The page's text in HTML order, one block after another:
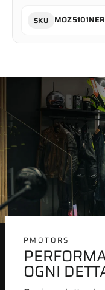
SKU MOZ5101NER
PMOTORS
OGNI